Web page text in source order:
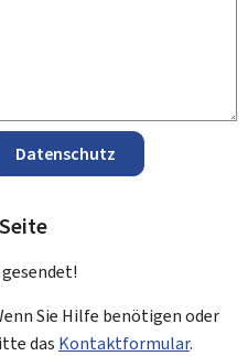
Datenschutz
gesendet!
Sie Hilfe benötigen oder
das Kontaktformular.